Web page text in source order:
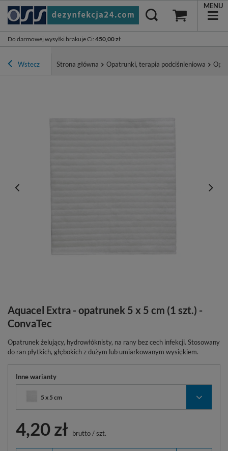
Do darmowej wysyłki brakuje Ci: 450,00 zł
MENU
Wstecz Strona główna Opatrunki, terapia podciśnieniowa
Aquacel Extra - opatrunek 5 x 5 cm (1 szt.) -
ConvaTec
Opatrunek żelujący, hydrowłóknisty, na rany bez cech infekcji. Stosowany
do ran płytkich, głębokich z dużym lub umiarkowanym wysiękiem.
Inne warianty
5 x 5 cm
4,20 zł brutto/szt.